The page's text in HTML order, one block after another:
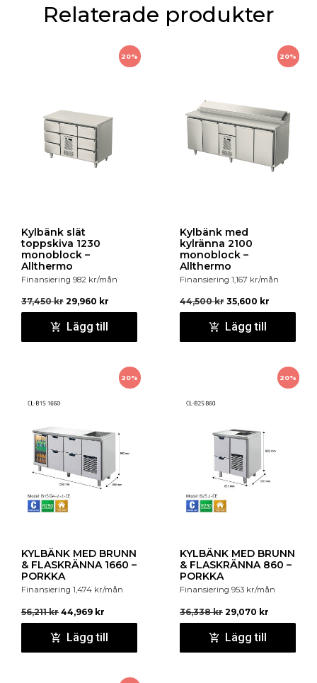
Relaterade produkter
20%
Kylbänk slät
toppskiva 1230
monoblock –
Allthermo
Finansiering 982 kr/mån
37,450kr 29,960 kr
Lägg till
20%
Kylbänk med
kylränna 2100
monoblock –
Allthermo
Finansiering 1,167 kr/mån
44,500kr 35,600 kr
Lägg till
20%
KYLBÄNK MED BRUNN
& FLASKRÄNNA 1660 –
PORKKA
Finansiering 1,474 kr/mån
56,211kr 44,969 kr
Lägg till
20%
KYLBÄNK MED BRUNN
& FLASKRÄNNA 860 –
PORKKA
Finansiering 953 kr/mån
36,338kr 29,070 kr
Lägg till